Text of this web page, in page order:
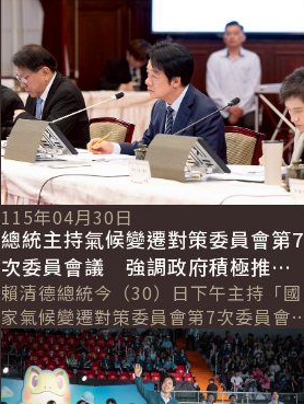
詳細內容
115年04月30日
總統主持氣候變遷對策委員會第7
次委員會議 強調政府積極推動
綠蔭倍增戰略 為下一代守護永
續希望
賴清德總統今（30）日下午主持「國
家氣候變遷對策委員會第7次委員會
議」時表示，政府要將「國土綠蔭」
視為「國家級韌性基礎建設」，積極
執行綠蔭倍...
詳細內容